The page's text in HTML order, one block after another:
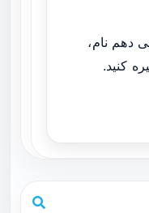
دهم نام،
کنید.